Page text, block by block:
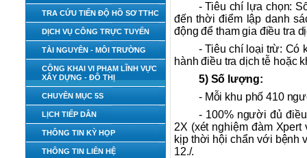
TRA CỨU TIẾN ĐỘ HỒ SƠ TTHC
DỊCH VỤ CÔNG TRỰC TUYẾN
TÀI NGUYÊN - MÔI TRƯỜNG
CÔNG KHAI VI PHẠM LĨNH VỰC
XÂY DỰNG - ĐÔ THỊ
CHUYÊN MỤC 5S
LỊCH TIẾP DÂN
THÔNG TIN KỲ HỌP
THÔNG TIN LIÊN HỆ
- Tiêu chí lựa chọn:
đến thời điểm lập danh
động để tham gia điều tra
- Tiêu chí loại trừ: Có
hành điều tra dịch tễ hoặc
5) Số lượng:
- Mỗi khu phố 410
- 100% người đủ
2X (xét nghiệm đàm
kịp thời hội chẩn với bệnh
12./.